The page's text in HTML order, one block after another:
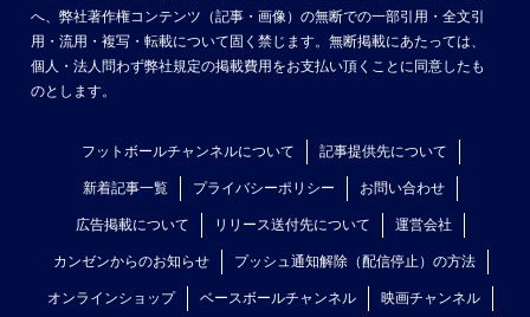
へ、弊社著作権コンテンツ（記事・画像）の無断での一部引用・全文引
用・流用・複写・転載について固く禁じます。無断掲載にあたっては、
個人・法人問わず弊社規定の掲載費用をお支払い頂くことに同意したも
のとします。
フットボールチャンネルについて 記事提供先について
新着記事一覧 プライバシーポリシー お問い合わせ
広告掲載について リリース送付先について 運営会社
カンゼンからのお知らせ プッシュ通知解除（配信停止）の方法
オンラインショップ ベースボールチャンネル 映画チャンネル